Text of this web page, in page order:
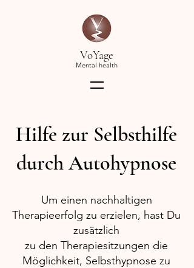
VoYage
Mental health
Hilfe zur Selbsthilfe
durch Autohypnose
Um einen nachhaltigen
Therapieerfolg zu erzielen, hast Du
zusätzlich
zu den Therapiesitzungen die
Möglichkeit, Selbsthypnose zu